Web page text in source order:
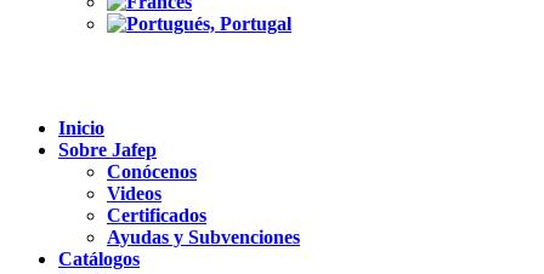
Inicio
Sobre Jafep
Conócenos
Videos
Certificados
Ayudas y Subvenciones
Catálogos